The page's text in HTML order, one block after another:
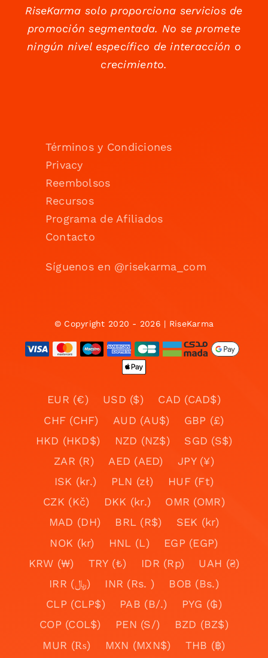
RiseKarma solo proporciona servicios de
promoción segmentada. No se promete
ningún nivel específico de interacción o
crecimiento.
Términos y Condiciones
Privacy
Reembolsos
Recursos
Programa de Afiliados
Contacto
Síguenos en @risekarma_com
© Copyright 2020 - 2026 | RiseKarma
EUR (€) USD ($)
CAD (CAD$)
CHF (CHF)
AUD (AU$)
GBP (£)
HKD (HKD$)
NZD (NZ$)
SGD (S$)
ZAR (R)
AED (AED)
JPY (¥)
ISK (kr.)
PLN (zł)
HUF (Ft)
CZK (Kč)
DKK (kr.)
OMR (OMR)
MAD (DH)
BRL (R$)
SEK (kr)
NOK (kr)
HNL (L)
EGP (EGP)
KRW (₩)
TRY (₺) IDR (Rp)
UAH (₴)
IRR (﷼)
INR (Rs. )
BOB (Bs.)
CLP (CLP$)
PAB (B/.)
PYG (₲)
COP (COL$)
PEN (S/)
BZD (BZ$)
MUR (₨)
MXN (MXN$)
THB (฿)